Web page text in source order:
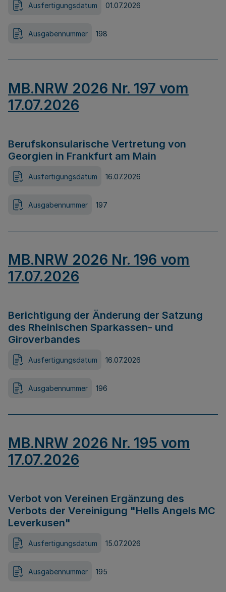
Ausfertigungsdatum 01.07.2026
Ausgabennummer 198
MB.NRW 2026 Nr. 197 vom
17.07.2026
Berufskonsularische Vertretung von
Georgien in Frankfurt am Main
Ausfertigungsdatum 16.07.2026
Ausgabennummer 197
MB.NRW 2026 Nr. 196 vom
17.07.2026
Berichtigung der Änderung der Satzung
des Rheinischen Sparkassen- und
Giroverbandes
Ausfertigungsdatum 16.07.2026
Ausgabennummer 196
MB.NRW 2026 Nr. 195 vom
17.07.2026
Verbot von Vereinen Ergänzung des
Verbots der Vereinigung "Hells Angels MC
Leverkusen"
Ausfertigungsdatum 15.07.2026
Ausgabennummer 195